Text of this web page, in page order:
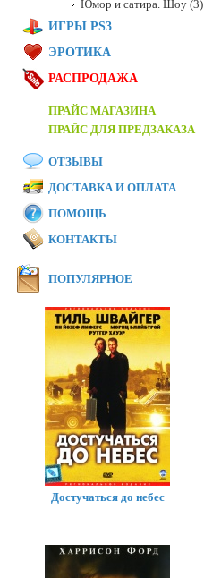
Юмор и сатира. Шоу (3)
ИГРЫ PS3
ЭРОТИКА
РАСПРОДАЖА
ПРАЙС МАГАЗИНА
ПРАЙС ДЛЯ ПРЕДЗАКАЗА
ОТЗЫВЫ
ДОСТАВКА И ОПЛАТА
ПОМОЩЬ
КОНТАКТЫ
ПОПУЛЯРНОЕ
Достучаться до небес